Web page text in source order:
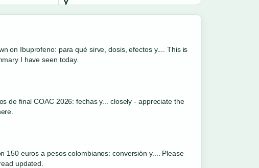
on Ibuprofeno: para qué sirve, dosis, efectos y.... This is
I have seen today.
de final COAC 2026: fechas y... closely - appreciate the
150 euros a pesos colombianos: conversión y.... Please
updated.